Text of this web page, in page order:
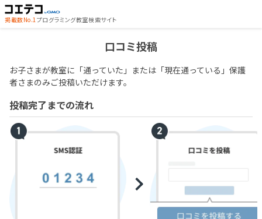
掲載数No.1プログラミング教室検索サイト
口コミ投稿
お子さまが教室に「通っていた」または「現在通っている」保護
者さまのみご投稿いただけます。
投稿完了までの流れ